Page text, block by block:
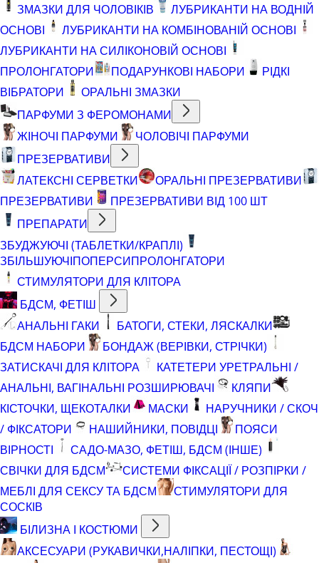
ЗМАЗКИ ДЛЯ ЧОЛОВІКІВ
ЛУБРИКАНТИ НА ВОДНІЙ
ОСНОВІ
ЛУБРИКАНТИ НА КОМБІНОВАНІЙ ОСНОВІ
ЛУБРИКАНТИ НА СИЛІКОНОВІЙ ОСНОВІ
ПРОЛОНГАТОРИ
ПОДАРУНКОВІ НАБОРИ
РІДКІ
ВІБРАТОРИ
ОРАЛЬНІ ЗМАЗКИ
ПАРФУМИ З ФЕРОМОНАМИ
ЖІНОЧІ ПАРФУМИ
ЧОЛОВІЧІ ПАРФУМИ
ПРЕЗЕРВАТИВИ
ЛАТЕКСНІ СЕРВЕТКИ
ОРАЛЬНІ ПРЕЗЕРВАТИВИ
ПРЕЗЕРВАТИВИ
ПРЕЗЕРВАТИВИ ВІД 100 ШТ
ПРЕПАРАТИ
ЗБУДЖУЮЧІ (ТАБЛЕТКИ/КРАПЛІ)
ЗБІЛЬШУЮЧІПОПЕРСИПРОЛОНГАТОРИ
СТИМУЛЯТОРИ ДЛЯ КЛІТОРА
БДСМ, ФЕТІШ
АНАЛЬНІ ГАКИ
БАТОГИ, СТЕКИ, ЛЯСКАЛКИ
БДСМ НАБОРИ
БОНДАЖ (ВЕРІВКИ, СТРІЧКИ)
ЗАТИСКАЧІ ДЛЯ КЛІТОРА
КАТЕТЕРИ УРЕТРАЛЬНІ /
АНАЛЬНІ, ВАГІНАЛЬНІ РОЗШИРЮВАЧІ
КЛЯПИ
КІСТОЧКИ, ЩЕКОТАЛКИ
МАСКИ
НАРУЧНИКИ / СКОЧ
/ ФІКСАТОРИ
НАШИЙНИКИ, ПОВІДЦІ
ПОЯСИ
ВІРНОСТІ
САДО-МАЗО, ФЕТІШ, БДСМ (ІНШЕ)
СВІЧКИ ДЛЯ БДСМ
СИСТЕМИ ФІКСАЦІЇ / РОЗПІРКИ /
МЕБЛІ ДЛЯ СЕКСУ ТА БДСМ
СТИМУЛЯТОРИ ДЛЯ
СОСКІВ
БІЛИЗНА І КОСТЮМИ
АКСЕСУАРИ (РУКАВИЧКИ,НАЛІПКИ, ПЕСТОЩІ)